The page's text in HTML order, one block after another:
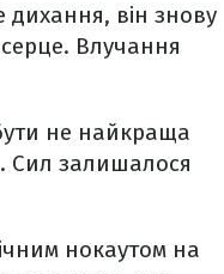
дихання, він знову
серце. Влучання
не найкраща
Сил залишалося
нокаутом на